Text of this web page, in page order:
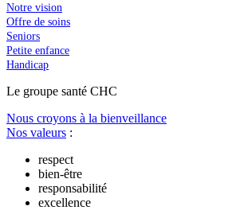
Notre vision
Offre de soins
Seniors
Petite enfance
Handicap
Le groupe santé CHC
Nous croyons à la bienveillance
Nos valeurs :
respect
bien-être
responsabilité
excellence